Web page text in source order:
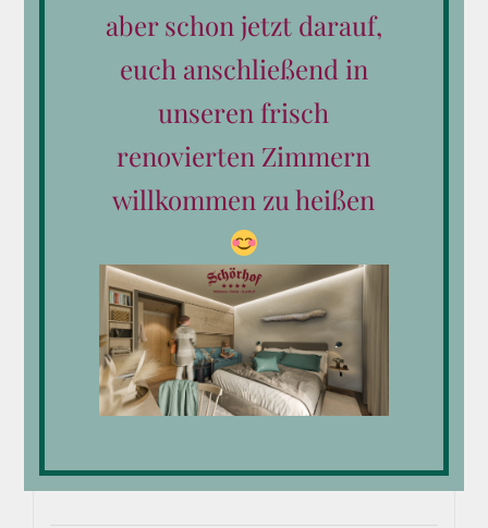
Reitunterricht, 10 Einheiten
aber schon jetzt darauf,
euch anschließend in
unseren frisch
renovierten Zimmern
willkommen zu heißen